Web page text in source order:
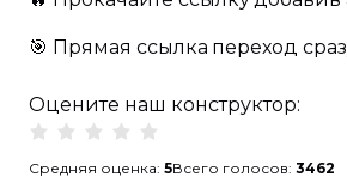
🎯 Прямая ссылка переход
Оцените наш конструктор:
Средняя оценка: 5Всего голосов: 3462